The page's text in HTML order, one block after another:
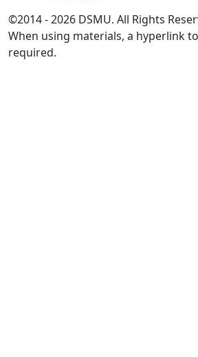
©2014 - 2026 DSMU. All Rights
When using materials, a hyperlink
required.